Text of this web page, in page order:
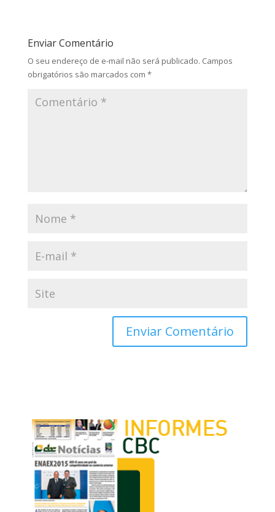
Enviar Comentário
O seu endereço de e-mail não será publicado. Campos
obrigatórios são marcados com *